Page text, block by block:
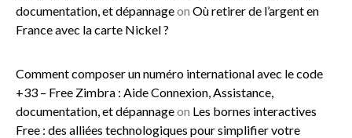
documentation, et dépannageon Où retirer de l’argent en
France avec la carte Nickel ?
Comment composer un numéro international avec le code
+33 – Free Zimbra : Aide Connexion, Assistance,
documentation, et dépannageon Les bornes interactives
Free : des alliées technologiques pour simplifier votre